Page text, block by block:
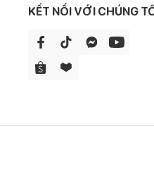
KẾT NỐI VỚI CHÚNG